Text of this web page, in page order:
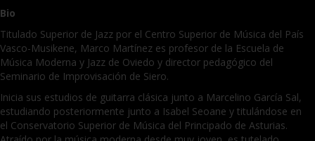
Bio
Titulado Superior de Jazz por el Centro Superior de Música del País
Vasco-Musikene, Marco Martínez es profesor de la Escuela de
Música Moderna y Jazz de Oviedo y director pedagógico del
Seminario de Improvisación de Siero.
Inicia sus estudios de guitarra clásica junto a Marcelino García Sal,
estudiando posteriormente junto a Isabel Seoane y titulándose en
el Conservatorio Superior de Música del Principado de Asturias.